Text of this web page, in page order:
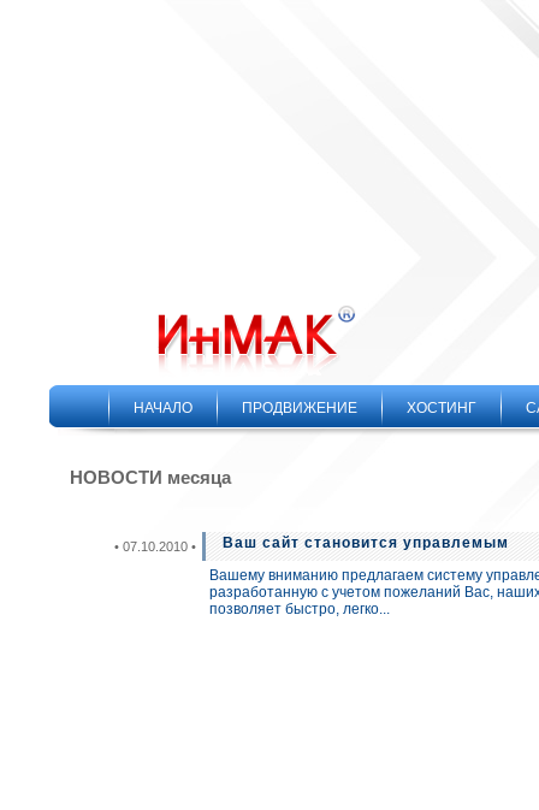
НАЧАЛО ПРОДВИЖЕНИЕ ХОСТИНГ
НОВОСТИ месяца
• 07.10.2010 •
Ваш сайт становится управлемым
Вашему вниманию предлагаем систему
разработанную с учетом пожеланий Вас,
позволяет быстро, легко...